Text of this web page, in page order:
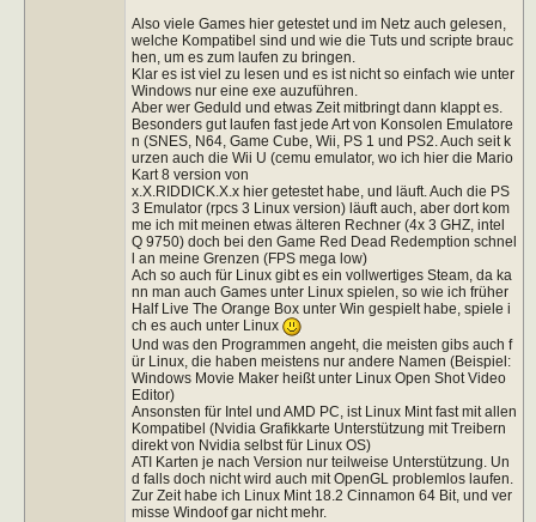
Also viele Games hier getestet und im Netz auch gelesen,
welche Kompatibel sind und wie die Tuts und scripte brauc
hen, um es zum laufen zu bringen.
Klar es ist viel zu lesen und es ist nicht so einfach wie unter
Windows nur eine exe auzuführen.
Aber wer Geduld und etwas Zeit mitbringt dann klappt es.
Besonders gut laufen fast jede Art von Konsolen Emulatore
n (SNES, N64, Game Cube, Wii, PS 1 und PS2. Auch seit k
urzen auch die Wii U (cemu emulator, wo ich hier die Mario
Kart 8 version von
x.X.RIDDICK.X.x hier getestet habe, und läuft. Auch die PS
3 Emulator (rpcs 3 Linux version) läuft auch, aber dort kom
me ich mit meinen etwas älteren Rechner (4x 3 GHZ, intel
Q 9750) doch bei den Game Red Dead Redemption schnel
l an meine Grenzen (FPS mega low)
Ach so auch für Linux gibt es ein vollwertiges Steam, da ka
nn man auch Games unter Linux spielen, so wie ich früher
Half Live The Orange Box unter Win gespielt habe, spiele i
ch es auch unter Linux
Und was den Programmen angeht, die meisten gibs auch f
ür Linux, die haben meistens nur andere Namen (Beispiel:
Windows Movie Maker heißt unter Linux Open Shot Video
Editor)
Ansonsten für Intel und AMD PC, ist Linux Mint fast mit allen
Kompatibel (Nvidia Grafikkarte Unterstützung mit Treibern
direkt von Nvidia selbst für Linux OS)
ATI Karten je nach Version nur teilweise Unterstützung. Un
d falls doch nicht wird auch mit OpenGL problemlos laufen.
Zur Zeit habe ich Linux Mint 18.2 Cinnamon 64 Bit, und ver
misse Windoof gar nicht mehr.